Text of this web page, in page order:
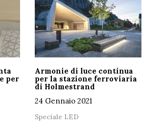
per
Armonie di luce continua
per la stazione ferroviaria
di Holmestrand
24 Gennaio 2021
Speciale LED